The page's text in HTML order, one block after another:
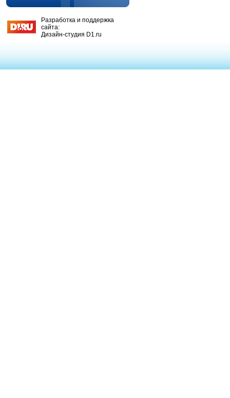
Разработка и поддержка
сайта:
Дизайн-студия D1.ru